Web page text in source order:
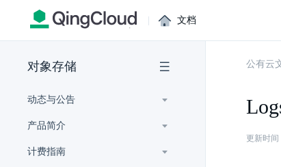
| 文档
对象存储
动态与公告
产品简介
计费指南
公有云
更新时间